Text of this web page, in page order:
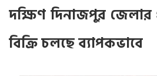
দক্ষিণ দিনাজপুর জেলার
বিক্রি চলছে ব্যাপকভাবে